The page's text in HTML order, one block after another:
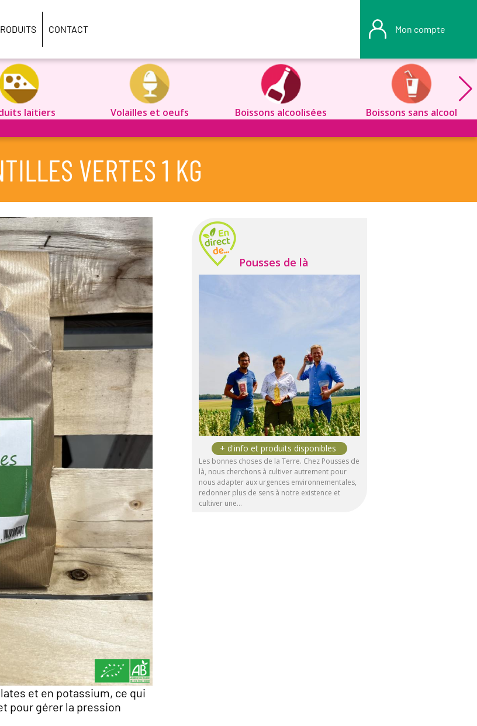
CONTACT Mon compte
laitiers Volailles et oeufs Boissons alcoolisées
Boissons sans alcool
VERTES 1 KG
et en potassium, ce qui
pour gérer la pression
Pousses de là
Les bonnes choses de la Terre. Chez Pousses de
là, nous cherchons à cultiver autrement pour
nous adapter aux urgences environnementales,
redonner plus de sens à notre existence et
cultiver une…